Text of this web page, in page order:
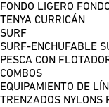
FONDO LIGERO
TENYA CURRICÁN
SURF
SURF-ENCHUFABLE
PESCA CON
COMBOS
EQUIPAMIENTO DE
TRENZADOS NYLONS